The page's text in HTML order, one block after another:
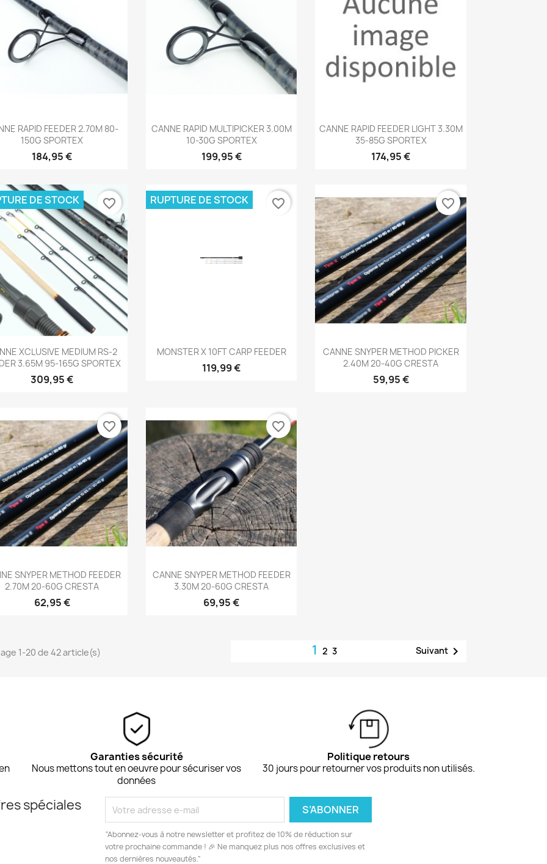
Aperçu rapide
RAPID FEEDER 2.70M 80-
150G SPORTEX
184,95 €
Aperçu rapide
CANNE RAPID MULTIPICKER 3.00M
10-30G SPORTEX
199,95 €
Aperçu rapide
CANNE RAPID FEEDER LIGHT 3.30M
35-85G SPORTEX
174,95 €
Aperçu rapide
XCLUSIVE MEDIUM RS-2
3.65M 95-165G SPORTEX
309,95 €
DE STOCK favorite_border
Aperçu rapide
MONSTER X 10FT CARP FEEDER
119,99 €
RUPTURE DE STOCK favorite_border
Aperçu rapide
CANNE SNYPER METHOD PICKER
2.40M 20-40G CRESTA
59,95 €
favorite_border
Aperçu rapide
SNYPER METHOD FEEDER
2.70M 20-60G CRESTA
62,95 €
favorite_border
Aperçu rapide
CANNE SNYPER METHOD FEEDER
3.30M 20-60G CRESTA
69,95 €
favorite_border
1-20 de 42 article(s) 1 2 3 Suivant
Garanties sécurité
Nous mettons tout en oeuvre pour sécuriser vos
données
Politique retours
30 jours pour retourner vos produits non utilisés.
spéciales
“Abonnez-vous à notre newsletter et profitez de 10% de réduction sur
votre prochaine commande ! 🎉 Ne manquez plus nos offres exclusives et
nos dernières nouveautés.”